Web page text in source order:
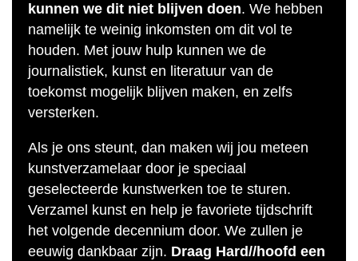
kunnen we dit niet blijven doen. We hebben
namelijk te weinig inkomsten om dit vol te
houden. Met jouw hulp kunnen we de
journalistiek, kunst en literatuur van de
toekomst mogelijk blijven maken, en zelfs
versterken.
Als je ons steunt, dan maken wij jou meteen
kunstverzamelaar door je speciaal
geselecteerde kunstwerken toe te sturen.
Verzamel kunst en help je favoriete tijdschrift
het volgende decennium door. We zullen je
eeuwig dankbaar zijn. Draag Hard//hoofd een